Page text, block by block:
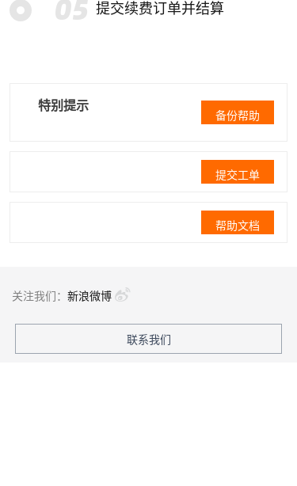
提交续费订单并结算
特别提示
备份帮助
提交工单
帮助文档